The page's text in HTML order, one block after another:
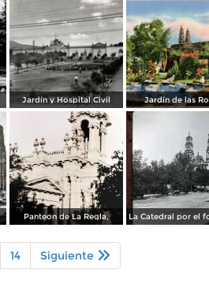
Jardín y Hospital Civil Jardín de las
Panteon de La Regla,
14 Siguiente